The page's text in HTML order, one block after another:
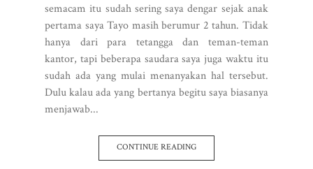
semacam itu sudah sering saya dengar sejak anak
pertama saya Tayo masih berumur 2 tahun. Tidak
hanya dari para tetangga dan teman-teman
kantor, tapi beberapa saudara saya juga waktu itu
sudah ada yang mulai menanyakan hal tersebut.
Dulu kalau ada yang bertanya begitu saya biasanya
menjawab...
CONTINUE READING